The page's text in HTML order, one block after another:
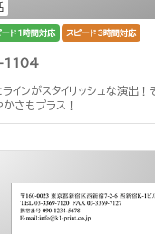
ード1時間対応 スピード3時間対応
1104
ラインがスタイリッシュな演出
かさもプラス！